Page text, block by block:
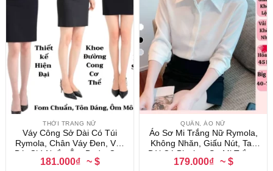
THỜI TRANG NỮ
Váy Công Sở Dài Có Túi
Rymola, Chân Váy Đen, Váy
Bút Chì Ngắn Ôm Body, Cạp
Cao, Xẻ Sau Chất Liệu Umi
181.000₫ ~ $
QUẦN, ÁO NỮ
Áo Sơ Mi Trắng Nữ Rymola,
Không Nhăn, Giấu Nút, Tay
Dài Có Bigsize, Sơ Mi Trắng,
Công Sở Chất Vải Cotton
179.000₫ ~ $